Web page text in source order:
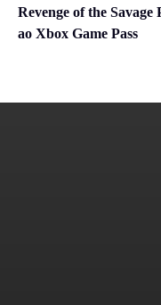
Revenge of the Savage
ao Xbox Game Pass